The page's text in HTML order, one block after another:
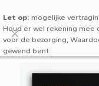
Let op: mogelijke
Houd er wel rekening
voor de bezorging,
gewend bent.
✕